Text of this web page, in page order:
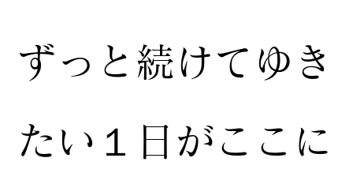
ずっと続けてゆき
たい１日がここに